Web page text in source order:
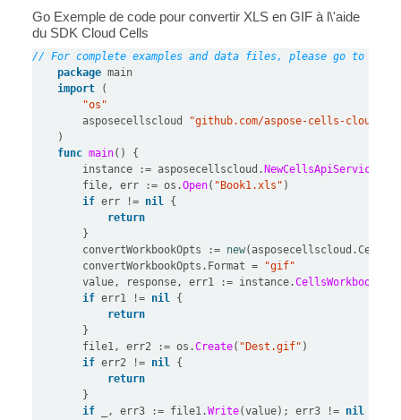
Go Exemple de code pour convertir XLS en GIF à l\'aide
du SDK Cloud Cells
// For complete examples and data files, please go to
package
main
import
"os"
	    asposecellscloud
"github.com/aspose-cells-cloud/
func main()
	    instance
:= asposecellscloud. NewCellsApiService
	    file, err
:= os.Open( "Book1.xls"
if err != nil
return
	    convertWorkbookOpts
:= new
	    convertWorkbookOpts.Format =
"gif"
	    value, response, err1
:= instance.
if err1 != nil
return
	    file1, err2
:= os.Create( "Dest.gif"
if err2 != nil
return
if _, err3 := file1.Write(value); err3 != nil